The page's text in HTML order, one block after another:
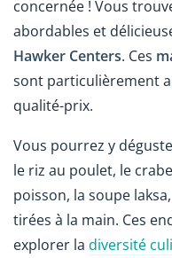
concernée ! Vous
abordables et
Hawker Centers. Ces
sont particulièrement
qualité-prix.
Vous pourrez y
le riz au poulet, le
poisson, la soupe
tirées à la main. Ces
explorer la diversité